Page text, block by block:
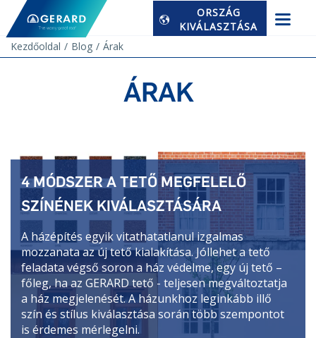
ORSZÁG
KIVÁLASZTÁSA
Kezdőoldal
Blog Árak
ÁRAK
4 MÓDSZER A TETŐ MEGFELELŐ
SZÍNÉNEK KIVÁLASZTÁSÁRA
A házépítés egyik vitathatatlanul izgalmas
mozzanata az új tető kialakítása. Jóllehet a tető
feladata végső soron a ház védelme, egy új tető –
főleg, ha az GERARD tető - teljesen megváltoztatja
a ház megjelenését. A házunkhoz leginkább illő
szín és stílus kiválasztása során több szempontot
is érdemes mérlegelni.